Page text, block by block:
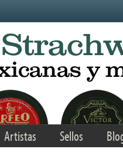
Artistas Sellos